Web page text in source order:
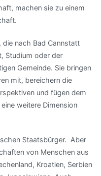
machen sie zu einem
die nach Bad Cannstatt
Studium oder der
Gemeinde. Sie bringen
mit, bereichern die
und fügen dem
weitere Dimension
Staatsbürger. Aber
von Menschen aus
Kroatien, Serbien